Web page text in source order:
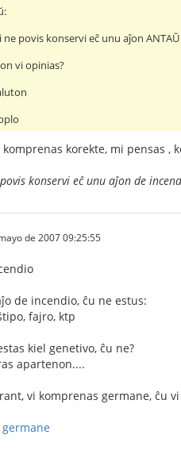
ne povis konservi eĉ unu aĵon
vi opinias?
komprenas korekte, mi pensas ,
konservi eĉ unu aĵon de
de 2007 09:25:55
de incendio, ĉu ne estus:
fajro, ktp
kiel genetivo, ĉu ne?
apartenon....
vi komprenas germane, ĉu